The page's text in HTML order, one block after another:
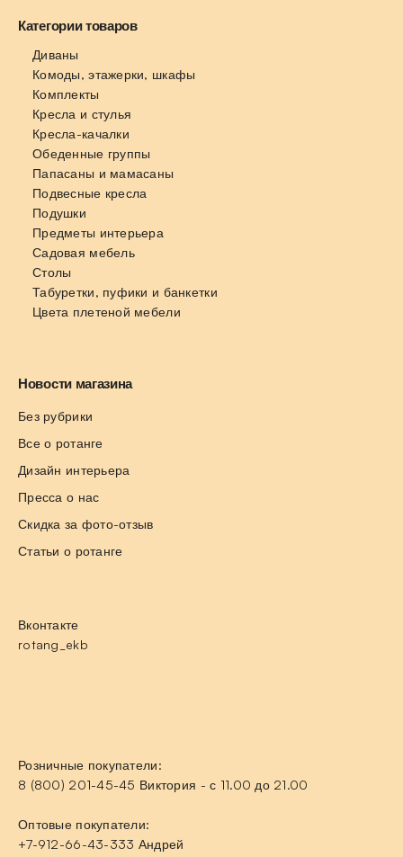
Категории товаров
Диваны
Комоды, этажерки, шкафы
Комплекты
Кресла и стулья
Кресла-качалки
Обеденные группы
Папасаны и мамасаны
Подвесные кресла
Подушки
Предметы интерьера
Садовая мебель
Столы
Табуретки, пуфики и банкетки
Цвета плетеной мебели
Новости магазина
Без рубрики
Все о ротанге
Дизайн интерьера
Пресса о нас
Скидка за фото-отзыв
Статьи о ротанге
Вконтакте
rotang_ekb
Розничные покупатели:
8 (800) 201-45-45 Виктория - с 11.00 до 21.00
Оптовые покупатели:
+7-912-66-43-333 Андрей